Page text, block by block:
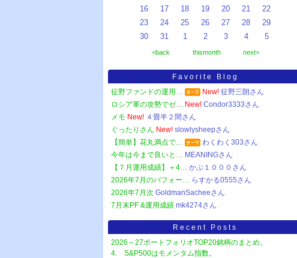
16
17 18 19 20 21
22
23
24 25 26 27 28
29
30
31 1 2 3 4 5
<back thismonth next>
Favorite Blog
征野ファンドの運用…
New! 征野三朗さん
ロシア軍の攻勢でゼ… New! Condor3333さん
メモ New! ４畳半２間さん
ぐったりさん New! slowlysheepさん
【簡単】花丸満点で…
わくわく303さん
今年は今まで良いと… MEANINGさん
【７月運用成績】＋4… かぶ１０００さん
2026年7月のパフォー… らすかる0555さん
2026年7月次 GoldmanSacheeさん
7月末PF &運用成績 mk4274さん
Recent Posts
2026～27ポートフォリオTOP20銘柄のまとめ。
4. S&P500はモメンタム指数。